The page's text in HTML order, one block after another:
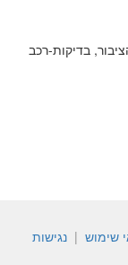
בדיקות-רכב
שימוש | נגישות